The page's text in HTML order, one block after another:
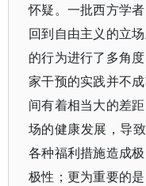
怀疑。一批西方学
回到自由主义的立
的行为进行了多角
家干预的实践并不
间有着相当大的差
场的健康发展，导
各种福利措施造成
极性；更为重要的